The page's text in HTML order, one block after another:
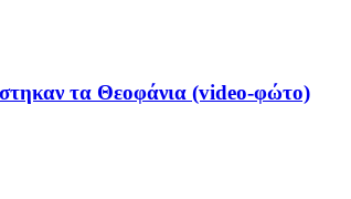
τα Θεοφάνια (video-φώτο)